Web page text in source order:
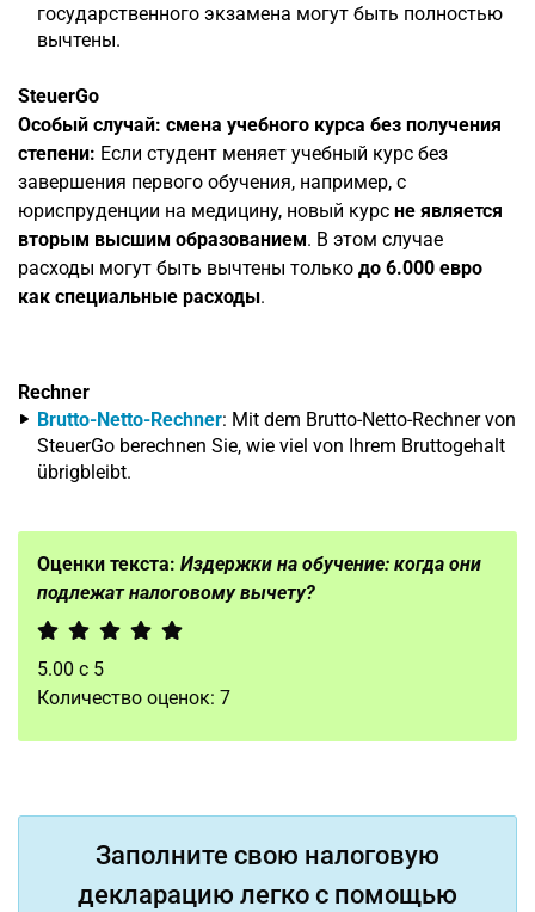
государственного экзамена могут быть полностью
вычтены.
SteuerGo
Особый случай: смена учебного курса без получения
степени: Если студент меняет учебный курс без
завершения первого обучения, например, с
юриспруденции на медицину, новый курс не является
вторым высшим образованием. В этом случае
расходы могут быть вычтены только до 6.000 евро
как специальные расходы.
Rechner
Brutto-Netto-Rechner: Mit dem Brutto-Netto-Rechner von
SteuerGo berechnen Sie, wie viel von Ihrem Bruttogehalt
übrigbleibt.
Оценки текста: Издержки на обучение: когда они
подлежат налоговому вычету?
5.00 с 5
Количество оценок: 7
Заполните свою налоговую
декларацию легко с помощью